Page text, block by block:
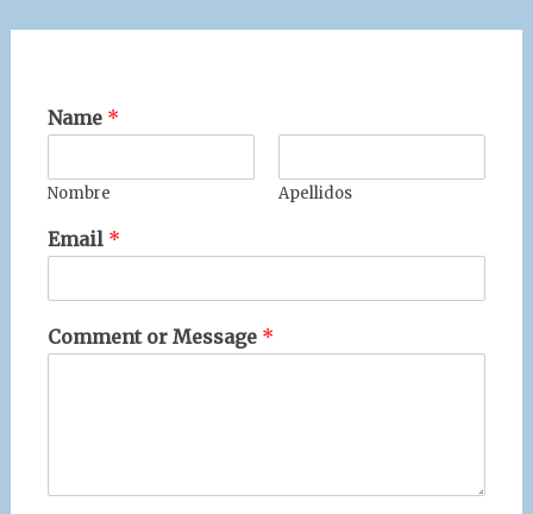
Name *
Nombre Apellidos
Email *
Comment or Message *